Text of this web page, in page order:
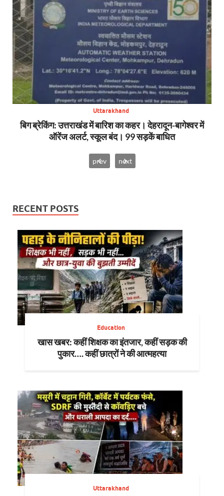
Uttarakhand
बिग ब्रेकिंग: उत्तराखंड में बारिश का कहर। देहरादून-बागेश्वर में
ऑरेंज अलर्ट, स्कूल बंद। 99 सड़कें बाधित
prev next
RECENT POSTS
Education
खास खबर: कहीं शिक्षक का इंतजार, कहीं सड़क की
पुकार…. कहीं छात्रों ने की आत्महत्या
Uttarakhand